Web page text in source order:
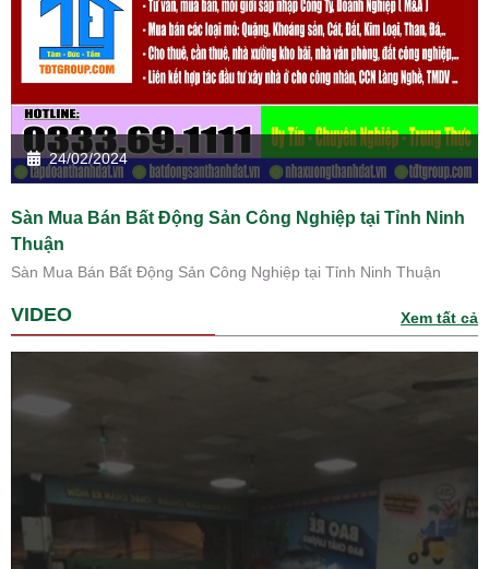
24/02/2024
Sàn Mua Bán Bất Động Sản Công Nghiệp tại Tỉnh Ninh
Thuận
Sàn Mua Bán Bất Động Sản Công Nghiệp tại Tỉnh Ninh Thuận
VIDEO Xem tất cả